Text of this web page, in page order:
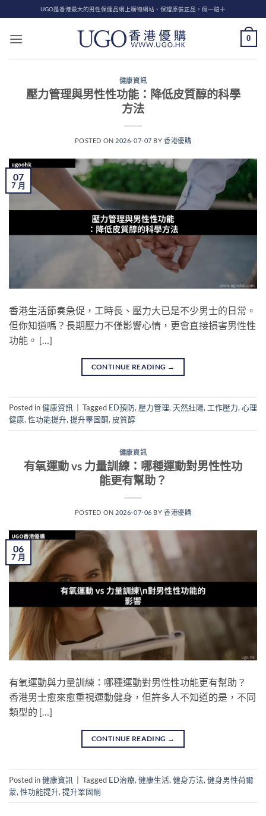
to
content
UGO是香港最大的男性保健品網上購物網站、保證原裝正品，假一賠十
0
健康資訊
壓力管理與男性性功能：降低皮質醇的科學
方法
POSTED ON 2026-07-07 BY香港優購
07
7 月
香港生活節奏急促，工時長、壓力大已是不少男士的日常。
但你知道嗎？長期壓力不僅影響心情，更會直接損害男性性
功能。 […]
CONTINUE READING →
Posted in健康資訊 Tagged ED預防, 壓力管理,天然壯陽, 工作壓力,心理
健康,性功能提升,提升睪固酮, 皮質醇
健康資訊
有氧運動 vs 力量訓練：哪種運動對男性性功
能更有幫助？
POSTED ON 2026-07-06 BY香港優購
06
7 月
有氧運動與力量訓練：哪種運動對男性性功能更有幫助？
香港男士愈來愈重視運動健身，但許多人不知道的是，不同
類型的 […]
CONTINUE READING →
Posted in健康資訊 Tagged ED治療, 健康生活, 健身方法, 健身男性荷爾
蒙, 性功能提升, 提升睪固酮